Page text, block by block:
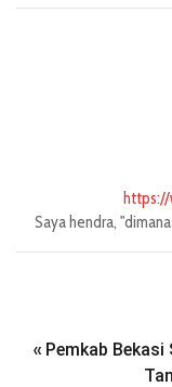
https://
Saya hendra,
« Pemkab Bekasi